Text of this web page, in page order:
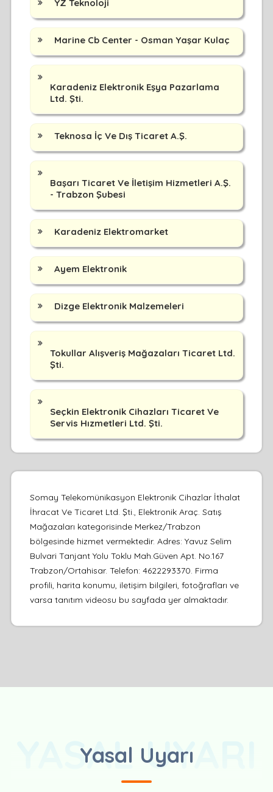
YZ Teknoloji
Marine Cb Center - Osman Yaşar Kulaç
Karadeniz Elektronik Eşya Pazarlama
Ltd. Şti.
Teknosa İç Ve Dış Ticaret A.Ş.
Başarı Ticaret Ve İletişim Hizmetleri A.Ş.
- Trabzon Şubesi
Karadeniz Elektromarket
Ayem Elektronik
Dizge Elektronik Malzemeleri
Tokullar Alışveriş Mağazaları Ticaret Ltd.
Şti.
Seçkin Elektronik Cihazları Ticaret Ve
Servis Hızmetleri Ltd. Şti.
Somay Telekomünikasyon Elektronik Cihazlar İthalat
İhracat Ve Ticaret Ltd. Şti., Elektronik Araç. Satış
Mağazaları kategorisinde Merkez/Trabzon
bölgesinde hizmet vermektedir. Adres: Yavuz Selim
Bulvari Tanjant Yolu Toklu Mah.Güven Apt. No.167
Trabzon/Ortahisar. Telefon: 4622293370. Firma
profili, harita konumu, iletişim bilgileri, fotoğrafları ve
varsa tanıtım videosu bu sayfada yer almaktadır.
Yasal Uyarı
YASAL UYARI